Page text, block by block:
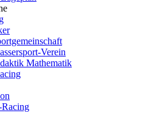
Verein
Mathematik